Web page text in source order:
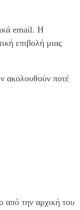
email. Η
επιβολή μιας
ακολουθούν ποτέ
από την αρχική του